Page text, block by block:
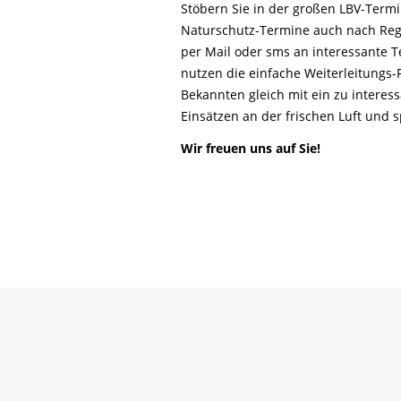
bestellen
Life-Natur-Projekte
Auffangstation
International
Stöbern Sie in der großen LBV-
Naturschutz-Termine auch nach
per Mail oder sms an interessante
nutzen die einfache
Bekannten gleich mit ein zu
Einsätzen an der frischen Luft und
Wir freuen uns auf Sie!